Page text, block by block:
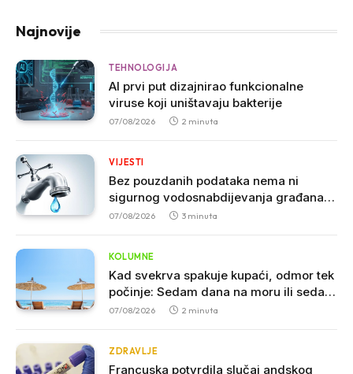
Najnovije
TEHNOLOGIJA
AI prvi put dizajnirao funkcionalne
viruse koji uništavaju bakterije
07/08/2026 2 minuta
VIJESTI
Bez pouzdanih podataka nema ni
sigurnog vodosnabdijevanja građana u
Crnoj Gori
07/08/2026 3 minuta
KOLUMNE
Kad svekrva spakuje kupaći, odmor tek
počinje: Sedam dana na moru ili sedam
godina iskustva
07/08/2026 2 minuta
ZDRAVLJE
Francuska potvrdila slučaj andskog